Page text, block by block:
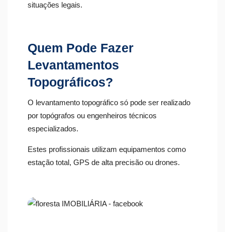
situações legais.
Quem Pode Fazer
Levantamentos
Topográficos?
O levantamento topográfico só pode ser realizado
por topógrafos ou engenheiros técnicos
especializados.
Estes profissionais utilizam equipamentos como
estação total, GPS de alta precisão ou drones.